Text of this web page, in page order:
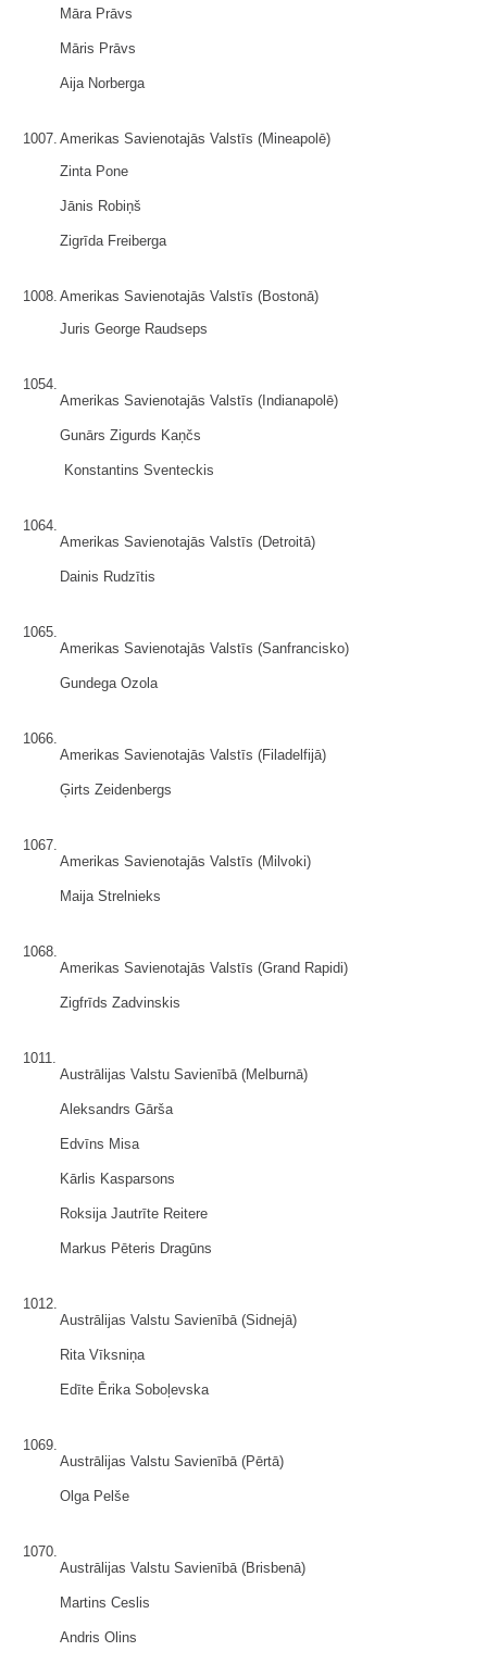
Māra Prāvs
Māris Prāvs
Aija Norberga
1007. Amerikas Savienotajās Valstīs (Mineapolē)
Zinta Pone
Jānis Robiņš
Zigrīda Freiberga
1008. Amerikas Savienotajās Valstīs (Bostonā)
Juris George Raudseps
1054.
Amerikas Savienotajās Valstīs (Indianapolē)
Gunārs Zigurds Kaņčs
Konstantins Sventeckis
1064.
Amerikas Savienotajās Valstīs (Detroitā)
Dainis Rudzītis
1065.
Amerikas Savienotajās Valstīs (Sanfrancisko)
Gundega Ozola
1066.
Amerikas Savienotajās Valstīs (Filadelfijā)
Ģirts Zeidenbergs
1067.
Amerikas Savienotajās Valstīs (Milvoki)
Maija Strelnieks
1068.
Amerikas Savienotajās Valstīs (Grand Rapidi)
Zigfrīds Zadvinskis
1011.
Austrālijas Valstu Savienībā (Melburnā)
Aleksandrs Gārša
Edvīns Misa
Kārlis Kasparsons
Roksija Jautrīte Reitere
Markus Pēteris Dragūns
1012.
Austrālijas Valstu Savienībā (Sidnejā)
Rita Vīksniņa
Edīte Ērika Soboļevska
1069.
Austrālijas Valstu Savienībā (Pērtā)
Olga Pelše
1070.
Austrālijas Valstu Savienībā (Brisbenā)
Martins Ceslis
Andris Olins